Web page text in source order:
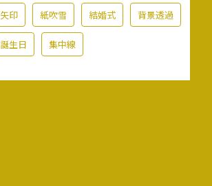
矢印 紙吹雪 結婚式 背景透過
誕生日 集中線